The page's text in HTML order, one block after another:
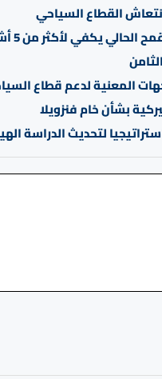
القطاع السياحي
يكفي لأكثر من 5 أشهر
المعنية لدعم قطاع
بشأن خام فنزويلا
لتحديث الدراسة